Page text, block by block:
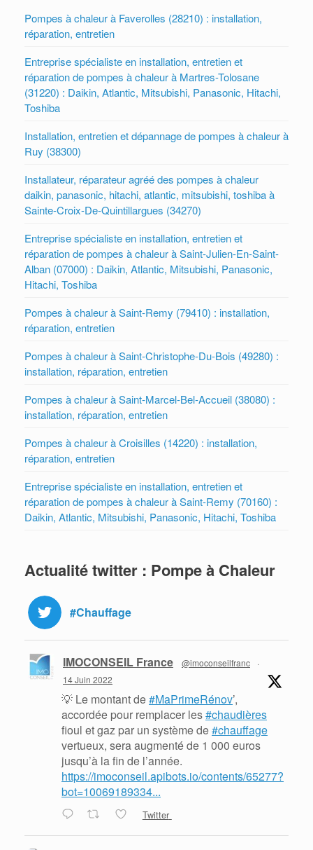
Pompes à chaleur à Faverolles (28210) : installation,
réparation, entretien
Entreprise spécialiste en installation, entretien et
réparation de pompes à chaleur à Martres-Tolosane
(31220) : Daikin, Atlantic, Mitsubishi, Panasonic, Hitachi,
Toshiba
Installation, entretien et dépannage de pompes à chaleur à
Ruy (38300)
Installateur, réparateur agréé des pompes à chaleur
daikin, panasonic, hitachi, atlantic, mitsubishi, toshiba à
Sainte-Croix-De-Quintillargues (34270)
Entreprise spécialiste en installation, entretien et
réparation de pompes à chaleur à Saint-Julien-En-Saint-
Alban (07000) : Daikin, Atlantic, Mitsubishi, Panasonic,
Hitachi, Toshiba
Pompes à chaleur à Saint-Remy (79410) : installation,
réparation, entretien
Pompes à chaleur à Saint-Christophe-Du-Bois (49280) :
installation, réparation, entretien
Pompes à chaleur à Saint-Marcel-Bel-Accueil (38080) :
installation, réparation, entretien
Pompes à chaleur à Croisilles (14220) : installation,
réparation, entretien
Entreprise spécialiste en installation, entretien et
réparation de pompes à chaleur à Saint-Remy (70160) :
Daikin, Atlantic, Mitsubishi, Panasonic, Hitachi, Toshiba
Actualité twitter : Pompe à Chaleur
#Chauffage
IMOCONSEIL France @imoconseilfranc
·
14 Juin 2022
💡 Le montant de#MaPrimeRénov’,
accordée pour remplacer les#chaudières
fioul et gaz par un système de#chauffage
vertueux, sera augmenté de 1 000 euros
jusqu’à la fin de l’année.
https://imoconseil.apibots.io/contents/65277?
bot=10069189334...
Twitter